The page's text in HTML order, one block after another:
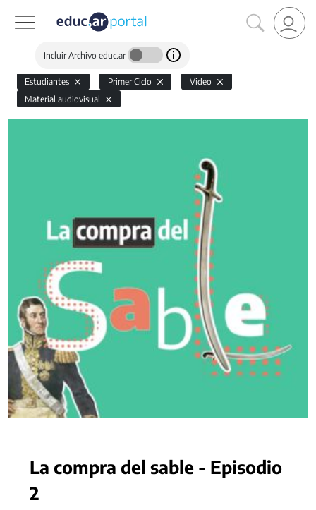
Incluir Archivo educ.ar
Estudiantes Primer Ciclo
Video
Material audiovisual
La compra del sable - Episodio
2